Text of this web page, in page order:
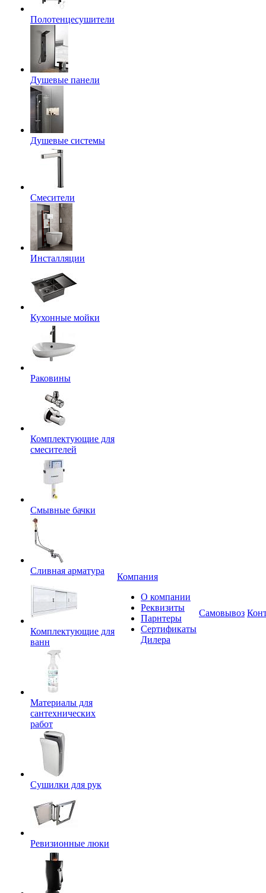
Полотенцесушители
Душевые панели
Душевые системы
Смесители
Инсталляции
Кухонные мойки
Раковины
Комплектующие для
смесителей
Смывные бачки
Сливная арматура
Комплектующие для
ванн
Материалы для
сантехнических
работ
Сушилки для рук
Ревизионные люки
Компания
О компании
Реквизиты
Парнтеры
Сертификаты
Дилера
Самовывоз